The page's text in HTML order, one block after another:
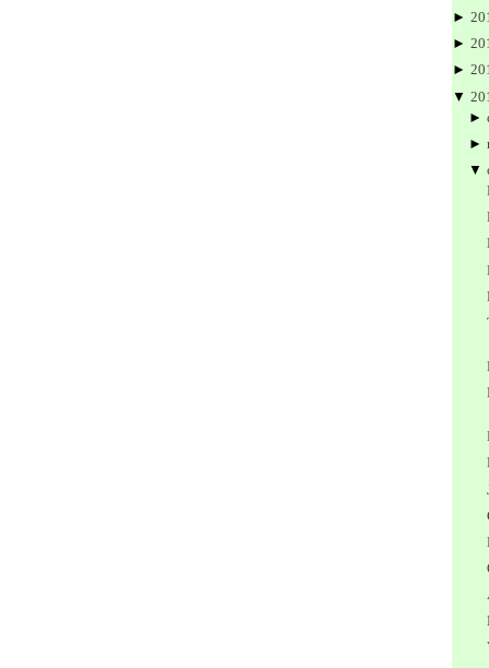
►
►
►
▼
►
►
▼